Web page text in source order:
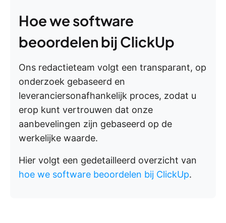
Hoe we software
beoordelen bij ClickUp
Ons redactieteam volgt een transparant, op
onderzoek gebaseerd en
leveranciersonafhankelijk proces, zodat u
erop kunt vertrouwen dat onze
aanbevelingen zijn gebaseerd op de
werkelijke waarde.
Hier volgt een gedetailleerd overzicht van
hoe we software beoordelen bij ClickUp.